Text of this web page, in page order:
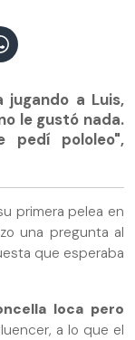
jugando a Luis,
le gustó nada.
pedí pololeo",
primera pelea en
una pregunta al
que esperaba
loca pero
a lo que el